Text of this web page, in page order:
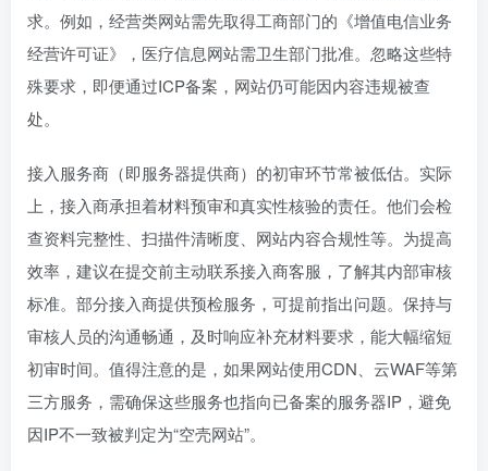
求。例如，经营类网站需先取得工商部门的《增值电信业务
经营许可证》，医疗信息网站需卫生部门批准。忽略这些特
殊要求，即便通过ICP备案，网站仍可能因内容违规被查
处。
接入服务商（即服务器提供商）的初审环节常被低估。实际
上，接入商承担着材料预审和真实性核验的责任。他们会检
查资料完整性、扫描件清晰度、网站内容合规性等。为提高
效率，建议在提交前主动联系接入商客服，了解其内部审核
标准。部分接入商提供预检服务，可提前指出问题。保持与
审核人员的沟通畅通，及时响应补充材料要求，能大幅缩短
初审时间。值得注意的是，如果网站使用CDN、云WAF等第
三方服务，需确保这些服务也指向已备案的服务器IP，避免
因IP不一致被判定为“空壳网站”。